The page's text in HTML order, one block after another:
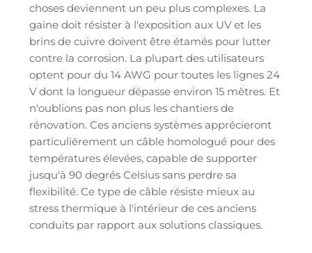
choses deviennent un peu plus complexes. La
gaine doit résister à l'exposition aux UV et les
brins de cuivre doivent être étamés pour lutter
contre la corrosion. La plupart des utilisateurs
optent pour du 14 AWG pour toutes les lignes 24
V dont la longueur dépasse environ 15 mètres. Et
n'oublions pas non plus les chantiers de
rénovation. Ces anciens systèmes apprécieront
particulièrement un câble homologué pour des
températures élevées, capable de supporter
jusqu'à 90 degrés Celsius sans perdre sa
flexibilité. Ce type de câble résiste mieux au
stress thermique à l'intérieur de ces anciens
conduits par rapport aux solutions classiques.